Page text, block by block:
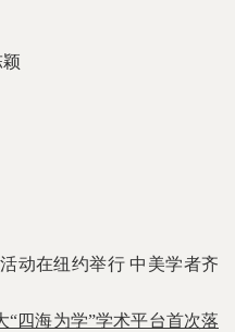
动在纽约举行 中美学者齐
“四海为学”学术平台首次落